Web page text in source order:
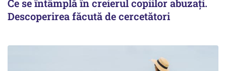
Ce se întâmplă în creierul copiilor abuzați.
Descoperirea făcută de cercetători